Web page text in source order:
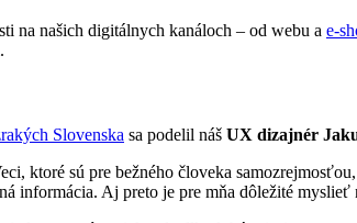
na našich digitálnych kanáloch – od webu a e-
Slovenska sa podelil náš UX dizajnér
ktoré sú pre bežného človeka
informácia. Aj preto je pre mňa dôležité